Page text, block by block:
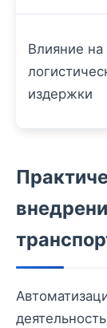
Влияние на
издержки